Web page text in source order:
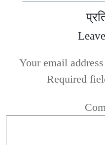
Your email
Required